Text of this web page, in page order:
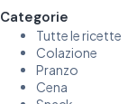
Categorie
Tutte le ricette
Colazione
Pranzo
Cena